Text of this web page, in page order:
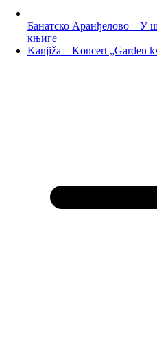
Банатско Аранђелово – У
књиге
Kanjiža – Koncert „Garden